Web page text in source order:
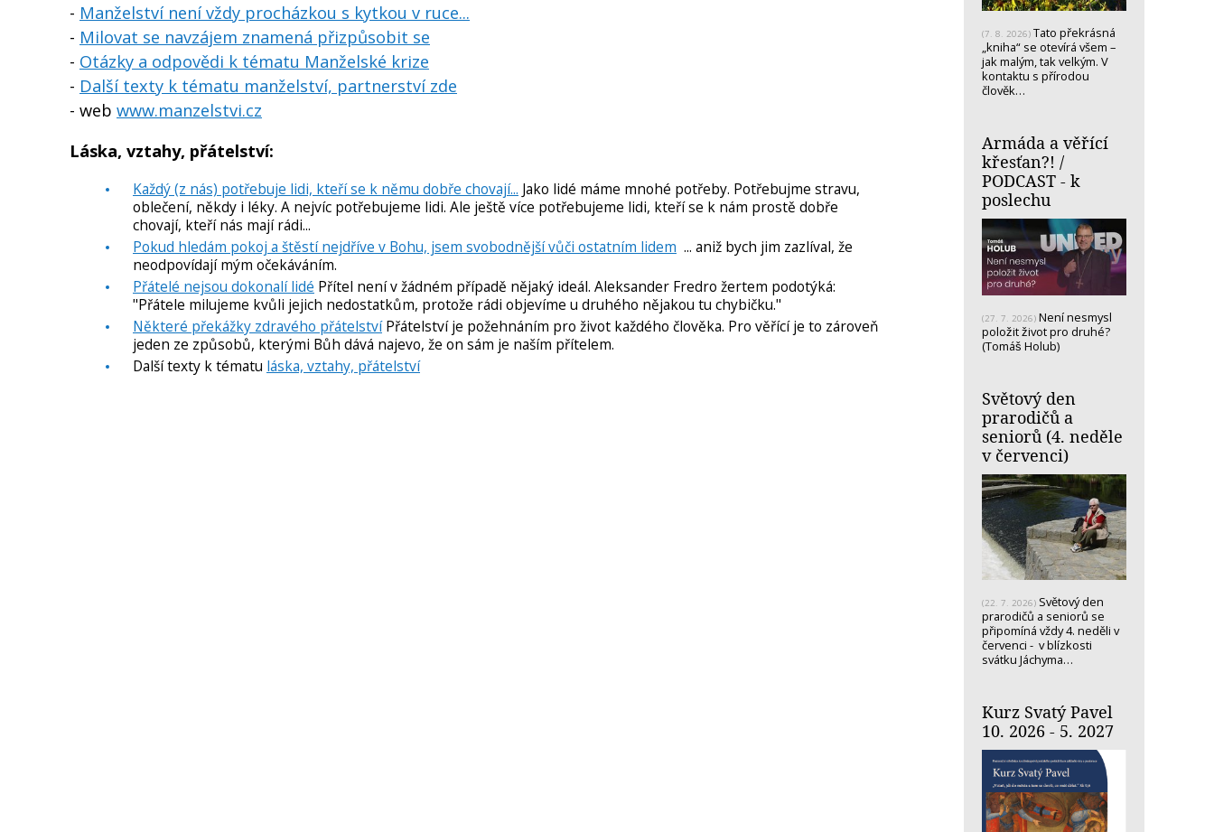
- Manželství není vždy procházkou s kytkou v ruce...
- Milovat se navzájem znamená přizpůsobit se
- Otázky a odpovědi k tématu Manželské krize
- Další texty k tématu manželství, partnerství zde
- web www.manzelstvi.cz
Láska, vztahy, přátelství:
Každý (z nás) potřebuje lidi, kteří se k němu dobře chovají... Jako lidé máme mnohé potřeby. Potřebujme stravu,
oblečení, někdy i léky. A nejvíc potřebujeme lidi. Ale ještě více potřebujeme lidi, kteří se k nám prostě dobře
chovají, kteří nás mají rádi...
Pokud hledám pokoj a štěstí nejdříve v Bohu, jsem svobodnější vůči ostatním lidem ... aniž bych jim zazlíval, že
neodpovídají mým očekáváním.
Přátelé nejsou dokonalí lidé Přítel není v žádném případě nějaký ideál. Aleksander Fredro žertem podotýká:
"Přátele milujeme kvůli jejich nedostatkům, protože rádi objevíme u druhého nějakou tu chybičku."
Některé překážky zdravého přátelstvíPřátelství je požehnáním pro život každého člověka. Pro věřící je to zároveň
jeden ze způsobů, kterými Bůh dává najevo, že on sám je naším přítelem.
Další texty k tématu láska, vztahy, přátelství
(7. 8. 2026) Tato překrásná
„kniha“ se otevírá všem –
jak malým, tak velkým. V
kontaktu s přírodou
člověk…
Armáda a věřící
křesťan?! /
PODCAST - k
poslechu
(27. 7. 2026) Není nesmysl
položit život pro druhé?
(Tomáš Holub)
Světový den
prarodičů a
seniorů (4. neděle
v červenci)
(22. 7. 2026) Světový den
prarodičů a seniorů se
připomíná vždy 4. neděli v
červenci - v blízkosti
svátku Jáchyma…
Kurz Svatý Pavel
10. 2026 - 5. 2027